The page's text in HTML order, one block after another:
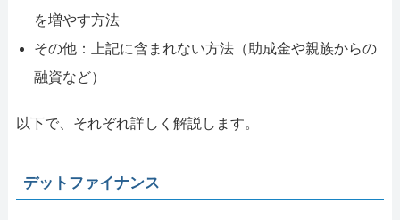
を増やす方法
その他：上記に含まれない方法（助成金や親族からの
融資など）
以下で、それぞれ詳しく解説します。
デットファイナンス